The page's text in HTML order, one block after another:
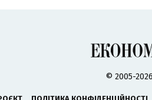
© 2005-